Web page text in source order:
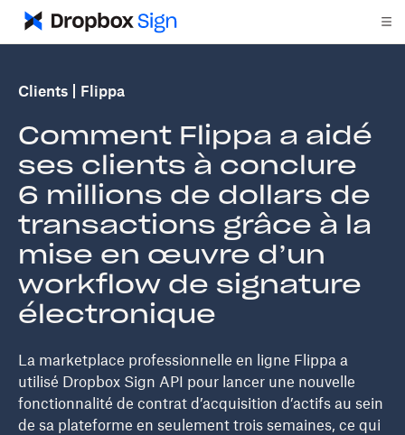
Clients Flippa
Comment Flippa a aidé
ses clients à conclure
6 millions de dollars de
transactions grâce à la
mise en œuvre d’un
workflow de signature
électronique
La marketplace professionnelle en ligne Flippa a
utilisé Dropbox Sign API pour lancer une nouvelle
fonctionnalité de contrat d’acquisition d’actifs au sein
de sa plateforme en seulement trois semaines, ce qui